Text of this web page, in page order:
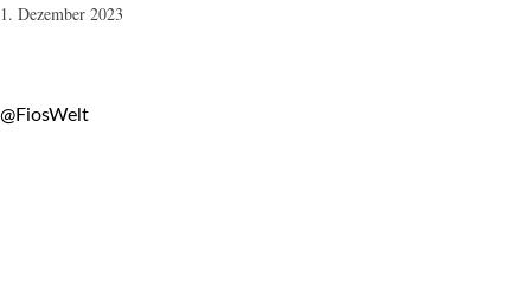
1. Dezember 2023
@FiosWelt